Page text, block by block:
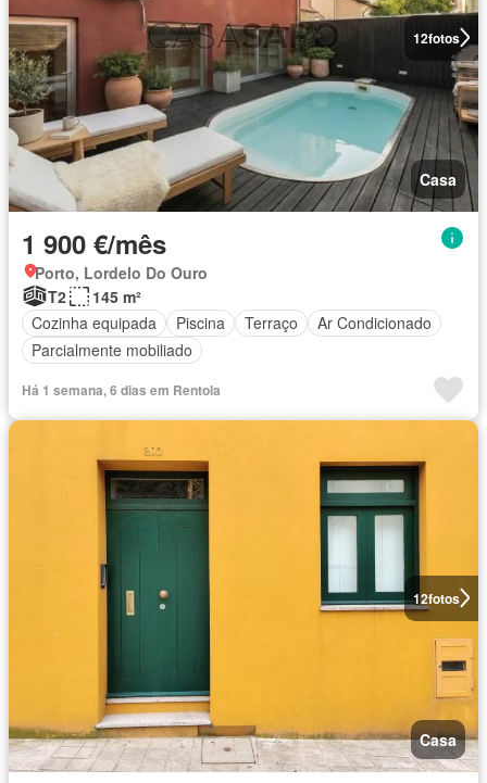
12fotos
Casa
1 900 €/mês
Porto, Lordelo Do Ouro
T2
145 m²
Cozinha equipada
Piscina Terraço
Ar Condicionado
Parcialmente mobiliado
Há 1 semana, 6 dias em Rentola
12fotos
Casa